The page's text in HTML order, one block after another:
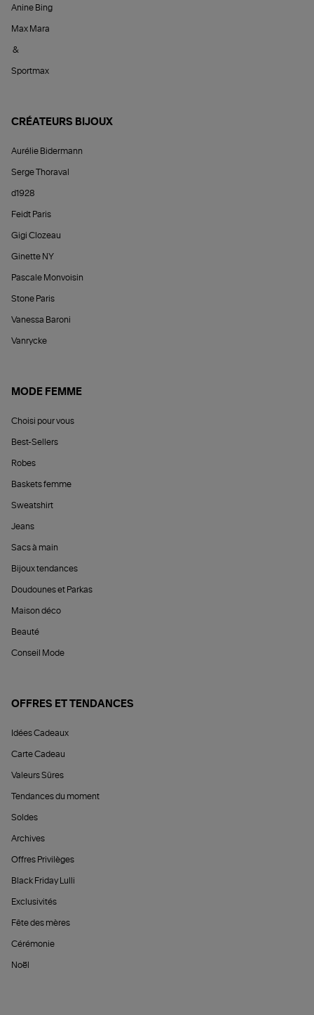
Anine Bing
Max Mara
&
Sportmax
CRÉATEURS BIJOUX
Aurélie Bidermann
Serge Thoraval
d1928
Feidt Paris
Gigi Clozeau
Ginette NY
Pascale Monvoisin
Stone Paris
Vanessa Baroni
Vanrycke
MODE FEMME
Choisi pour vous
Best-Sellers
Robes
Baskets femme
Sweatshirt
Jeans
Sacs à main
Bijoux tendances
Doudounes et Parkas
Maison déco
Beauté
Conseil Mode
OFFRES ET TENDANCES
Idées Cadeaux
Carte Cadeau
Valeurs Sûres
Tendances du moment
Soldes
Archives
Offres Privilèges
Black Friday Lulli
Exclusivités
Fête des mères
Cérémonie
Noël